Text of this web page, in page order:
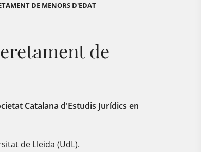
DE MENORS D'EDAT
de
Catalana d'Estudis Jurídics en
de Lleida (UdL).